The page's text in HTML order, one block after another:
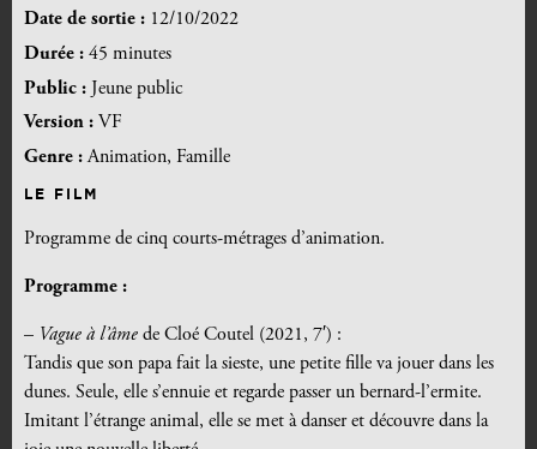
Date de sortie : 12/10/2022
Durée : 45 minutes
Public : Jeune public
Version : VF
Genre :Animation, Famille
LE FILM
Programme de cinq courts-métrages d’animation.
Programme :
– Vague à l’âme de Cloé Coutel (2021, 7′) :
Tandis que son papa fait la sieste, une petite fille va jouer dans les
dunes. Seule, elle s’ennuie et regarde passer un bernard-l’ermite.
Imitant l’étrange animal, elle se met à danser et découvre dans la